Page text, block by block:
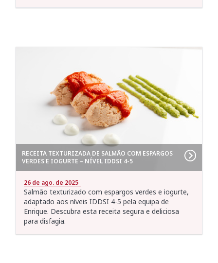
RECEITA TEXTURIZADA DE SALMÃO COM ESPARGOS
VERDES E IOGURTE – NÍVEL IDDSI 4-5
26 de ago. de 2025
Salmão texturizado com espargos verdes e iogurte,
adaptado aos níveis IDDSI 4-5 pela equipa de
Enrique. Descubra esta receita segura e deliciosa
para disfagia.